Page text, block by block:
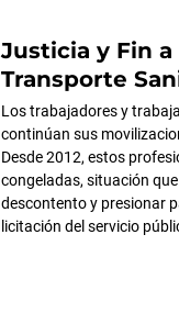
Justicia y Fin
Transporte
Los trabajadores y
continúan sus
Desde 2012, estos
congeladas, situación
descontento y presionar
licitación del servicio